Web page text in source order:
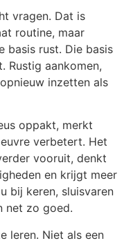
vragen. Dat is
routine, maar
basis rust. Die basis
Rustig aankomen,
inzetten als
oppakt, merkt
verbetert. Het
vooruit, denkt
en krijgt meer
bij keren, sluisvaren
net zo goed.
leren. Niet als een